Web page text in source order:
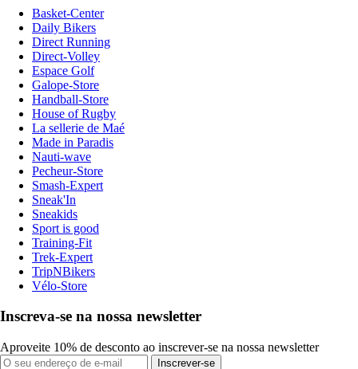
Basket-Center
Daily Bikers
Direct Running
Direct-Volley
Espace Golf
Galope-Store
Handball-Store
House of Rugby
La sellerie de Maé
Made in Paradis
Nauti-wave
Pecheur-Store
Smash-Expert
Sneak'In
Sneakids
Sport is good
Training-Fit
Trek-Expert
TripNBikers
Vélo-Store
Inscreva-se na nossa newsletter
Aproveite 10% de desconto ao inscrever-se na nossa newsletter
Inscrever-se